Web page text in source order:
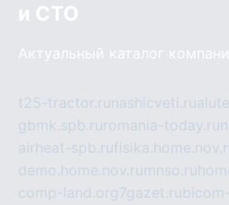
и СТО
Актуальный каталог
t25-tractor.ru nashicveti.ru
gbmk.spb.ru romania-today.ru
airheat-spb.ru
demo.home.nov.ru mnso.ru
comp-land.org 7gazet.ru